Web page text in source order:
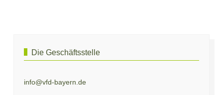
Die Geschäftsstelle
info@vfd-bayern.de